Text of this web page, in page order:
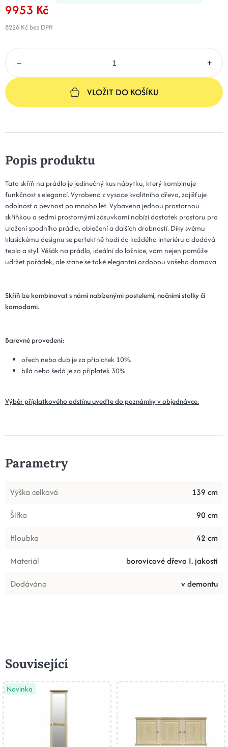
9953 Kč
8226 Kč bez DPH
– +
VLOŽIT DO KOŠÍKU
Popis produktu
Tato skříň na prádlo je jedinečný kus nábytku, který kombinuje
funkčnost s elegancí. Vyrobeno z vysoce kvalitního dřeva, zajišťuje
odolnost a pevnost po mnoho let. Vybavena jednou prostornou
skříňkou a sedmi prostornými zásuvkami nabízí dostatek prostoru pro
uložení spodního prádla, oblečení a dalších drobností. Díky svému
klasickému designu se perfektně hodí do každého interiéru a dodává
teplo a styl. Věšák na prádlo, ideální do ložnice, vám nejen pomůže
udržet pořádek, ale stane se také elegantní ozdobou vašeho domova.
Skříň lze kombinovat s námi nabízenými postelemi, nočními stolky či
komodami.
Barevné provedení:
ořech nebo dub je za příplatek 10%.
bílá nebo šedá je za příplatek 30%
Výběr příplatkového odstínu uveďte do poznámky v objednávce.
Parametry
Výška celková
139 cm
Šířka
90 cm
Hloubka
42 cm
Materiál
borovicové dřevo I. jakosti
Dodáváno
v demontu
Související
Novinka